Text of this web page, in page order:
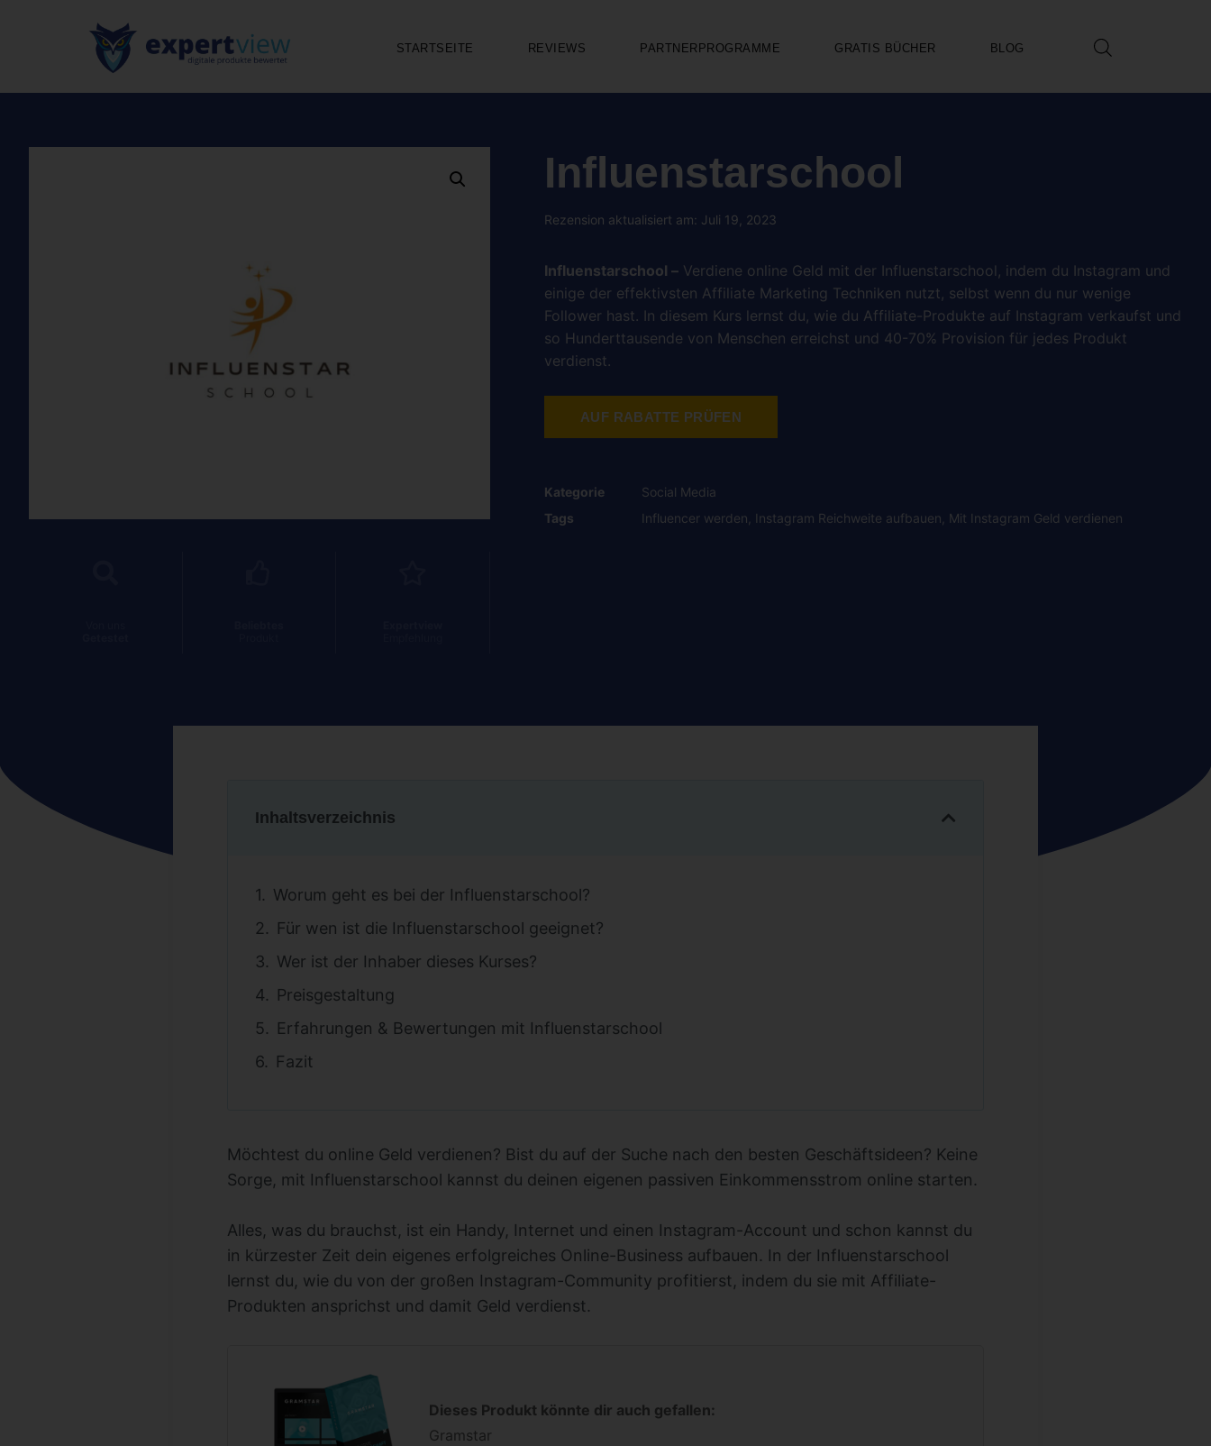
STARTSEITE REVIEWS PARTNERPROGRAMME GRATIS BÜCHER BLOG
Influenstarschool
Rezension aktualisiert am: Juli 19, 2023
Influenstarschool – Verdiene online Geld mit der Influenstarschool, indem du Instagram und
einige der effektivsten Affiliate Marketing Techniken nutzt, selbst wenn du nur wenige
Follower hast. In diesem Kurs lernst du, wie du Affiliate-Produkte auf Instagram verkaufst und
so Hunderttausende von Menschen erreichst und 40-70% Provision für jedes Produkt
verdienst.
AUF RABATTE PRÜFEN
Kategorie
Social Media
Tags
Influencer werden Instagram Reichweite aufbauen Mit Instagram Geld verdienen
Inhaltsverzeichnis
Worum geht es bei der Influenstarschool?
Für wen ist die Influenstarschool geeignet?
Wer ist der Inhaber dieses Kurses?
Preisgestaltung
Erfahrungen & Bewertungen mit Influenstarschool
Fazit
Möchtest du online Geld verdienen? Bist du auf der Suche nach den besten Geschäftsideen? Keine
Sorge, mit Influenstarschool kannst du deinen eigenen passiven Einkommensstrom online starten.
Alles, was du brauchst, ist ein Handy, Internet und einen Instagram-Account und schon kannst du
in kürzester Zeit dein eigenes erfolgreiches Online-Business aufbauen. In der Influenstarschool
lernst du, wie du von der großen Instagram-Community profitierst, indem du sie mit Affiliate-
Produkten ansprichst und damit Geld verdienst.
Dieses Produkt könnte dir auch gefallen:
Gramstar